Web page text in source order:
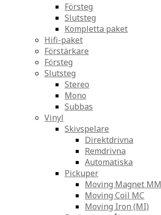
Försteg
Slutsteg
Kompletta paket
Hifi-paket
Förstärkare
Försteg
Slutsteg
Stereo
Mono
Subbas
Vinyl
Skivspelare
Direktdrivna
Remdrivna
Automatiska
Pickuper
Moving Magnet MM
Moving Coil MC
Moving Iron (MI)